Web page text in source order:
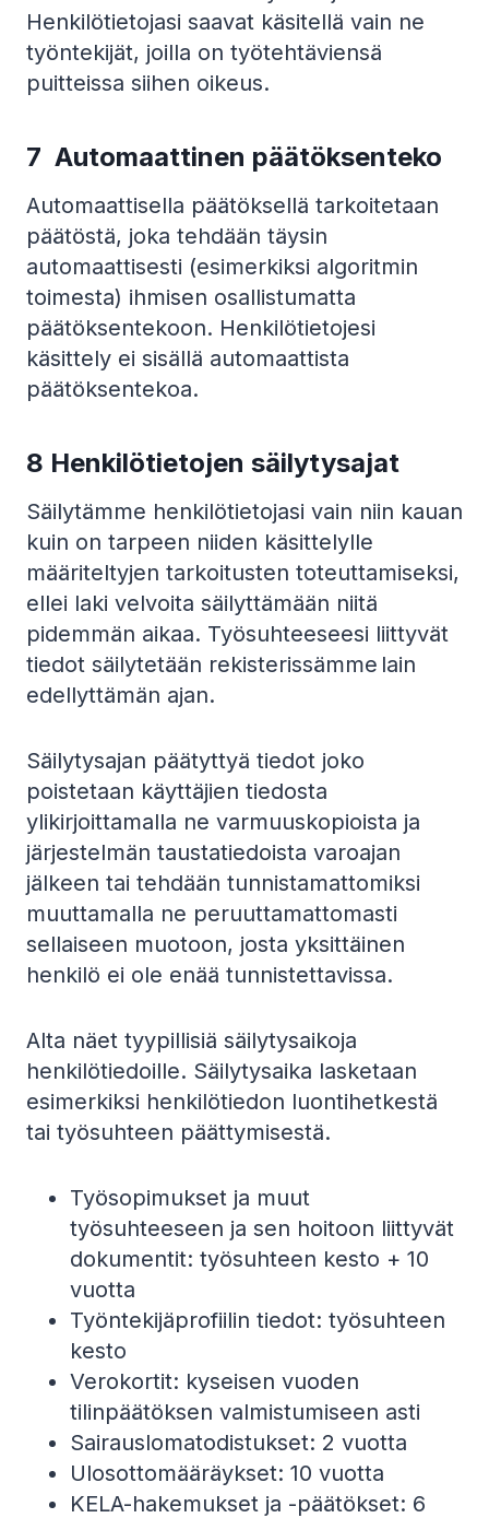
Henkilötietojasi saavat käsitellä vain ne
työntekijät, joilla on työtehtäviensä
puitteissa siihen oikeus.
7 Automaattinen päätöksenteko
Automaattisella päätöksellä tarkoitetaan
päätöstä, joka tehdään täysin
automaattisesti (esimerkiksi algoritmin
toimesta) ihmisen osallistumatta
päätöksentekoon. Henkilötietojesi
käsittely ei sisällä automaattista
päätöksentekoa.
8 Henkilötietojen säilytysajat
Säilytämme henkilötietojasi vain niin kauan
kuin on tarpeen niiden käsittelylle
määriteltyjen tarkoitusten toteuttamiseksi,
ellei laki velvoita säilyttämään niitä
pidemmän aikaa. Työsuhteeseesi liittyvät
tiedot säilytetään rekisterissämme lain
edellyttämän ajan.
Säilytysajan päätyttyä tiedot joko
poistetaan käyttäjien tiedosta
ylikirjoittamalla ne varmuuskopioista ja
järjestelmän taustatiedoista varoajan
jälkeen tai tehdään tunnistamattomiksi
muuttamalla ne peruuttamattomasti
sellaiseen muotoon, josta yksittäinen
henkilö ei ole enää tunnistettavissa.
Alta näet tyypillisiä säilytysaikoja
henkilötiedoille. Säilytysaika lasketaan
esimerkiksi henkilötiedon luontihetkestä
tai työsuhteen päättymisestä.
Työsopimukset ja muut
työsuhteeseen ja sen hoitoon liittyvät
dokumentit: työsuhteen kesto + 10
vuotta
Työntekijäprofiilin tiedot: työsuhteen
kesto
Verokortit: kyseisen vuoden
tilinpäätöksen valmistumiseen asti
Sairauslomatodistukset: 2 vuotta
Ulosottomääräykset: 10 vuotta
KELA-hakemukset ja -päätökset: 6